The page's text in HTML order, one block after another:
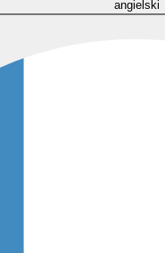
angielski